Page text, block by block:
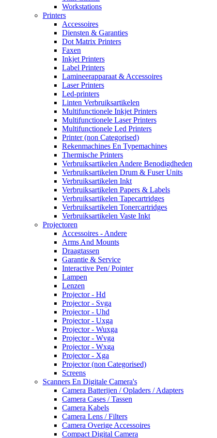
Workstations
Printers
Accessoires
Diensten & Garanties
Dot Matrix Printers
Faxen
Inkjet Printers
Label Printers
Lamineerapparaat & Accessoires
Laser Printers
Led-printers
Linten Verbruiksartikelen
Multifunctionele Inkjet Printers
Multifunctionele Laser Printers
Multifunctionele Led Printers
Printer (non Categorised)
Rekenmachines En Typemachines
Thermische Printers
Verbruiksartikelen Andere Benodigdheden
Verbruiksartikelen Drum & Fuser Units
Verbruiksartikelen Inkt
Verbruiksartikelen Papers & Labels
Verbruiksartikelen Tapecartridges
Verbruiksartikelen Tonercartridges
Verbruiksartikelen Vaste Inkt
Projectoren
Accessoires - Andere
Arms And Mounts
Draagtassen
Garantie & Service
Interactive Pen/ Pointer
Lampen
Lenzen
Projector - Hd
Projector - Svga
Projector - Uhd
Projector - Uxga
Projector - Wuxga
Projector - Wvga
Projector - Wxga
Projector - Xga
Projector (non Categorised)
Screens
Scanners En Digitale Camera's
Camera Batterijen / Opladers / Adapters
Camera Cases / Tassen
Camera Kabels
Camera Lens / Filters
Camera Overige Accessoires
Compact Digital Camera